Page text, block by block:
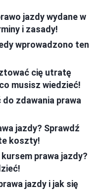
jazdy wydane w
i zasady!
wprowadzono ten
cię utratę
musisz wiedzieć!
zdawania prawa
jazdy? Sprawdź
koszty!
prawa jazdy?
jazdy i jak się